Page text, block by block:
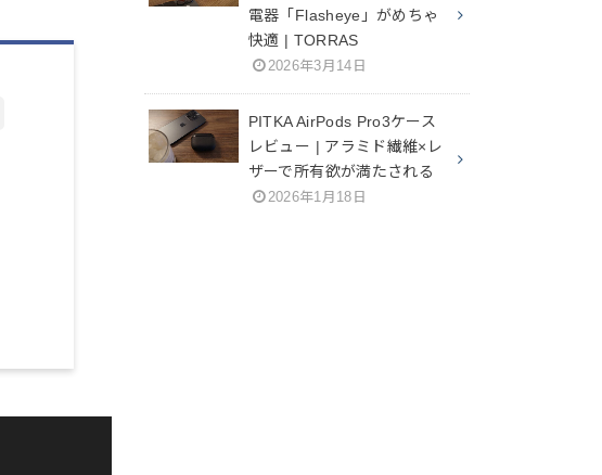
電器「Flasheye」がめちゃ
快適 | TORRAS
2026年3月14日
PITKA AirPods Pro3ケース
レビュー | アラミド繊維×レ
ザーで所有欲が満たされる
2026年1月18日